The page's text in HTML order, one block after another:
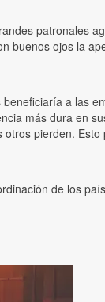
patronales
buenos ojos la
a las
más dura en
pierden.
de los